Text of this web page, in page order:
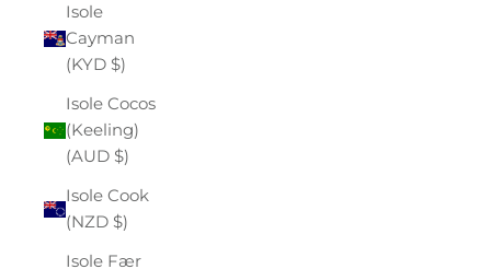
Isole
Cayman
(KYD $)
Isole Cocos
(Keeling)
(AUD $)
Isole Cook
(NZD $)
Isole Fær